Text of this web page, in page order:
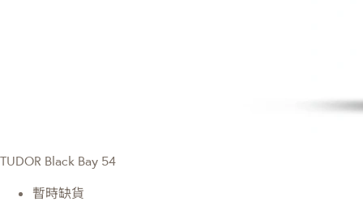
TUDOR Black Bay 54
暫時缺貨